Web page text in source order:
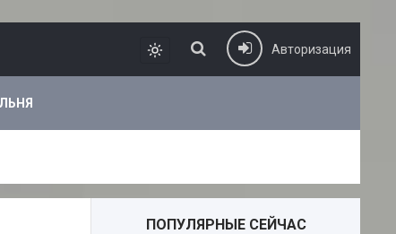
Авторизация
ПОПУЛЯРНЫЕ СЕЙЧАС